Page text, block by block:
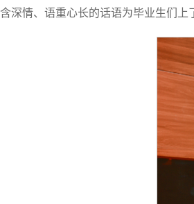
深情、语重心长的话语为毕业生们上